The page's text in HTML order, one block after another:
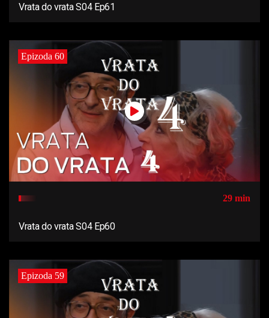
Vrata do vrata S04 Ep61
Epizoda 60
29 min
Vrata do vrata S04 Ep60
Epizoda 59